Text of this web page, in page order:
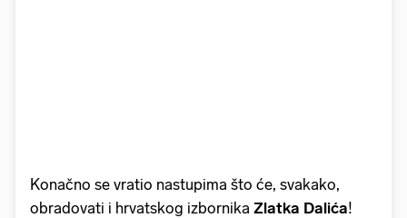
Konačno se vratio nastupima što će, svakako,
obradovati i hrvatskog izbornika Zlatka Dalića!